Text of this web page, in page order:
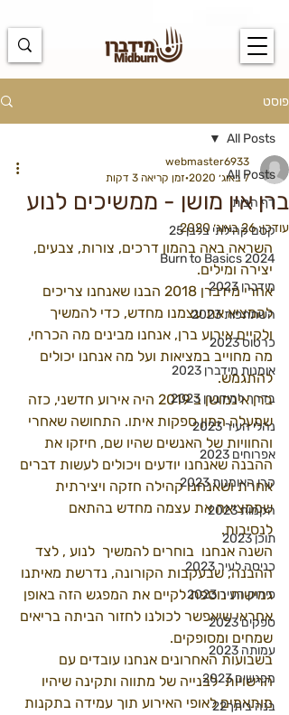
פוסט
All Posts
דף הבית
קסם קהילתי בלבן 25
Burn to Basics 2024
מידברן 2023
השתתפות 2023
כרטוס 2023
אומנות מידברן 2023
בדרך למידברן 2023
נהלי העיר 2023
אפרוחים 2023
קרן האומנות 2023
הקמות 2023
תוכן 2023
כניסה לעיר 2023
פירוק העיר 2023
ספקים 2023
עמותה 2023
מפגשים 2023
בנה ביתך22
All Posts
ברן אין מושן - ממשיכים לנוע
webmaster6933
7 באוג׳ 2020
זמן קריאה 3 דקות
עודכן:26 באוג׳ 2020
השראה באה בהמון דרכים, צורות, צבעים,
יצירה ומילים.
אחרי מידברן 2018 הבנו שאנחנו צריכים
להמציא את עצמנו מחדש, כדי להמשיך
ולקיים אירוע ברן, אנחנו מבינים מה הכרחי,
מה מחוייב במציאות ועל מה אנחנו יכולים
להתגמש.
ברן אינמושן ב 2019 היה אירוע חדשני, כזה
שמעלה המון ספקות איתו. התחושה שאחרי
והחוויות של האנשים שהיו שם, חיזקו את
ההבנה שאנחנו יודעים ויכולים לעשות דברים
אחרת ושאנחנו קהילה חזקה ויצירתית
שממציאה את עצמה מחדש בהתאם
לנסיבות.
השנה אנחנו  בוחרים להמשיך  לנוע , לצד
ההבנה, שבעקבות הקורונה, נדרשת מאיתנו
גמישות נוספת לקיים את המפגש הזה באופן
אחראי שיאפשר לכולנו לחזור הביתה בריאים
שמחים ומסופקים.
בשבועות האחרונים אנחנו עובדים עם
הרשויות  לבנייה של מתווה ותקינה שיהיו
מותאמים לאופי האירוע תוך עמידה בתקנות